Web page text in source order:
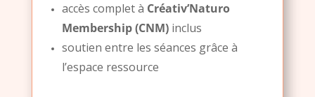
accès complet à Créativ’Naturo
Membership (CNM)inclus
soutien entre les séances grâce à
l’espace ressource